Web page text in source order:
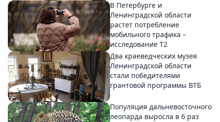
В Петербурге и
Ленинградской области
растет потребление
мобильного трафика –
исследование T2
Два краеведческих музея
Ленинградской области
стали победителями
грантовой программы ВТБ
Популяция дальневосточного
леопарда выросла в 6 раз